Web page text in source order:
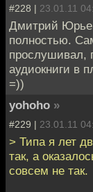
#228 | 23.01.11
Дмитрий
полностью.
прослушивал,
аудиокниги в
=))
yohoho »
#229 | 23.01.11
> Типа я лет
так, а
совсем не так.